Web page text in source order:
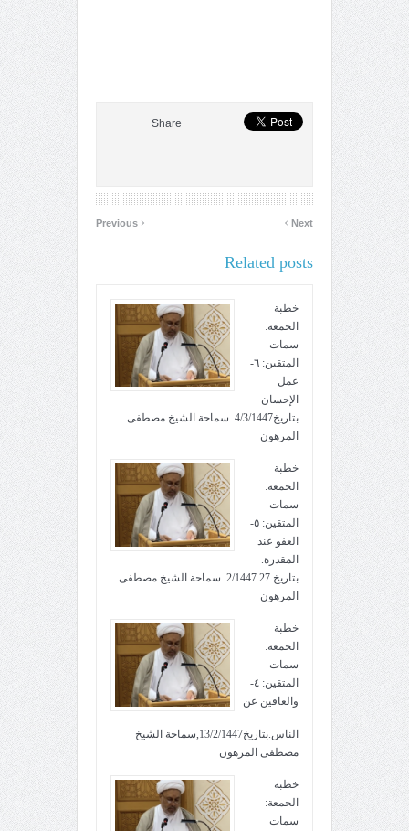
Share
‹ Next
›
Related posts
خطبة
الجمعة:
سمات
المتقين: ٦-
عمل
الإحسان
بتاريخ4/3/1447. سماحة الشيخ مصطفى
المرهون
خطبة
الجمعة:
سمات
المتقين: ٥-
العفو عند
المقدرة.
بتاريخ 27 2/1447. سماحة الشيخ مصطفى
المرهون
خطبة
الجمعة:
سمات
المتقين: ٤-
والعافين عن
الناس.بتاريخ13/2/1447,سماحة الشيخ
مصطفى المرهون
خطبة
الجمعة:
سمات